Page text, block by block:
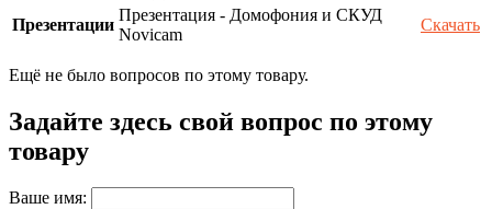
Презентации
Презентация - Домофония и СКУД
Novicam
Скачать
Ещё не было вопросов по этому товару.
Задайте здесь свой вопрос по этому
товару
Ваше имя: